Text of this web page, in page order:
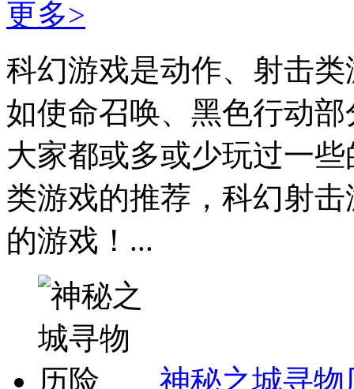
更多>
科幻游戏是动作、射击
如使命召唤、黑色行动
大家都或多或少玩过一
类游戏的推荐，科幻射
的游戏！...
神秘之城寻物